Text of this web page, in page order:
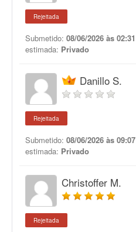
Rejeitada
Submetido: 08/06/2026 às 02:31
estimada: Privado
Danillo S.
Rejeitada
Submetido: 08/06/2026 às 09:07
estimada: Privado
Christoffer M.
Rejeitada